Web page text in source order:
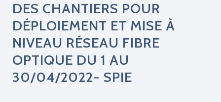
DES CHANTIERS POUR
DÉPLOIEMENT ET MISE À
NIVEAU RÉSEAU FIBRE
OPTIQUE DU 1 AU
30/04/2022- SPIE